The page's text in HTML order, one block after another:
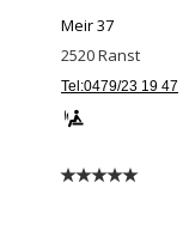
Meir 37
2520Ranst
Tel:0479/23 19 47